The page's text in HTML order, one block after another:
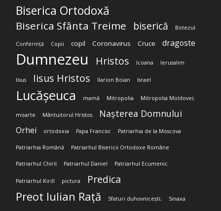
Biserica Ortodoxă
Biserica Sfânta Treime biserică Botezul
Conferință Copii copil Coronavirus Cruce dragoste
Dumnezeu Hristos Icoana Ierusalim
Iisus Iisus Hristos Ilarion Boian Israel
Lucășeuca mamă Mitropolia Mitropolia Moldovei;
moarte Mântuitorul Hristos Nașterea Domnului
Orhei ortodoxia Papa Francisc Patriarhia de la Moscova
Patriarhia Română Patriarhul Bisericii Ortodoxe Române
Patriarhul Chiril Patriarhul Daniel Patriarhul Ecumenic
Patriarhul Kirill pictura Predica
Preot Iulian Rață Sfaturi duhovnicești; Sinaxa